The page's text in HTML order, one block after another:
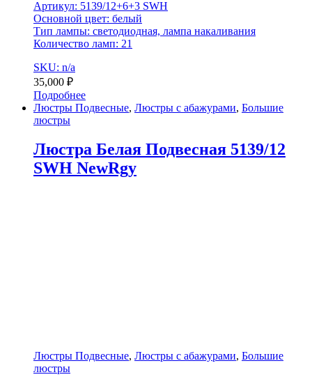
Артикул: 5139/12+6+3 SWH
Основной цвет: белый
Тип лампы: светодиодная, лампа накаливания
Количество ламп: 21
SKU: n/a
35,000 ₽
Подробнее
Люстры Подвесные, Люстры с абажурами, Большие
люстры
Люстра Белая Подвесная 5139/12
SWH NewRgy
Люстры Подвесные, Люстры с абажурами, Большие
люстры